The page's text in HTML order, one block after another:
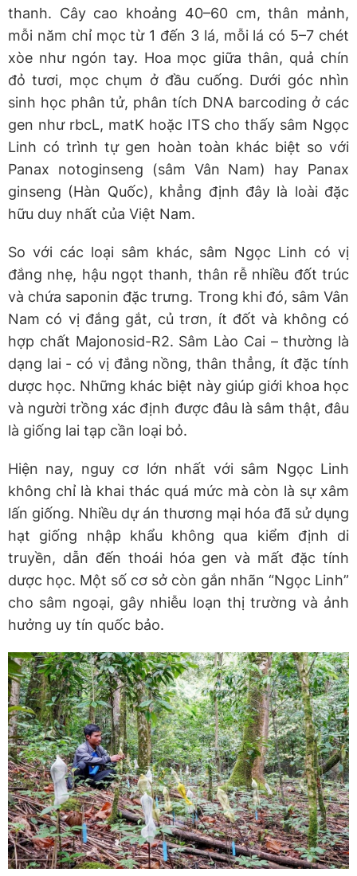
thanh. Cây cao khoảng 40–60 cm, thân mảnh,
mỗi năm chỉ mọc từ 1 đến 3 lá, mỗi lá có 5–7 chét
xòe như ngón tay. Hoa mọc giữa thân, quả chín
đỏ tươi, mọc chụm ở đầu cuống. Dưới góc nhìn
sinh học phân tử, phân tích DNA barcoding ở các
gen như rbcL, matK hoặc ITS cho thấy sâm Ngọc
Linh có trình tự gen hoàn toàn khác biệt so với
Panax notoginseng (sâm Vân Nam) hay Panax
ginseng (Hàn Quốc), khẳng định đây là loài đặc
hữu duy nhất của Việt Nam.
So với các loại sâm khác, sâm Ngọc Linh có vị
đắng nhẹ, hậu ngọt thanh, thân rễ nhiều đốt trúc
và chứa saponin đặc trưng. Trong khi đó, sâm Vân
Nam có vị đắng gắt, củ trơn, ít đốt và không có
hợp chất Majonosid-R2. Sâm Lào Cai – thường là
dạng lai - có vị đắng nồng, thân thẳng, ít đặc tính
dược học. Những khác biệt này giúp giới khoa học
và người trồng xác định được đâu là sâm thật, đâu
là giống lai tạp cần loại bỏ.
Hiện nay, nguy cơ lớn nhất với sâm Ngọc Linh
không chỉ là khai thác quá mức mà còn là sự xâm
lấn giống. Nhiều dự án thương mại hóa đã sử dụng
hạt giống nhập khẩu không qua kiểm định di
truyền, dẫn đến thoái hóa gen và mất đặc tính
dược học. Một số cơ sở còn gắn nhãn “Ngọc Linh”
cho sâm ngoại, gây nhiễu loạn thị trường và ảnh
hưởng uy tín quốc bảo.